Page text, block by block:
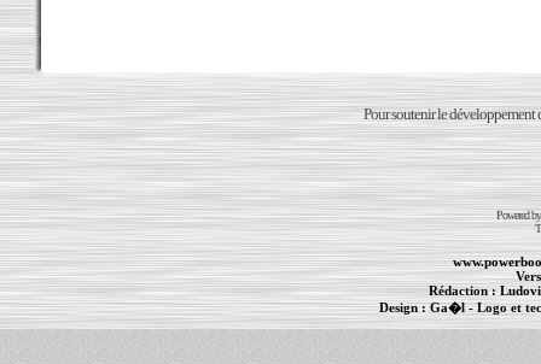
Pour soutenir le développement
Powered
Rédaction :
Design :Ga�l- Logo et
Informations :